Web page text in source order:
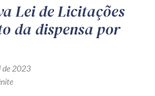
Lei de Licitações
da dispensa por
de 2023